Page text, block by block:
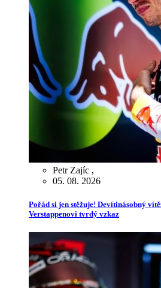
Petr Zajíc ,
05. 08. 2026
Pořád si jen stěžuje! Devítinásobný
Verstappenovi tvrdý vzkaz